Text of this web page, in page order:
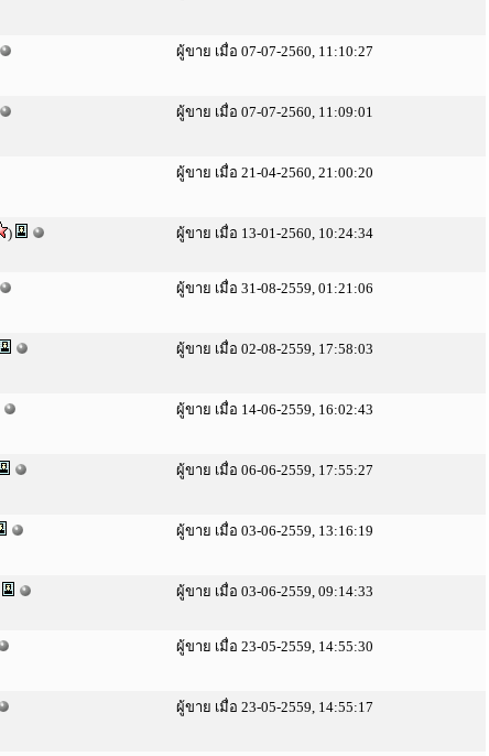
ผู้ขาย เมื่อ 07-07-2560, 11:10:27
ผู้ขาย เมื่อ 07-07-2560, 11:09:01
ผู้ขาย เมื่อ 21-04-2560, 21:00:20
) ผู้ขาย เมื่อ 13-01-2560, 10:24:34
ผู้ขาย เมื่อ 31-08-2559, 01:21:06
ผู้ขาย เมื่อ 02-08-2559, 17:58:03
ผู้ขาย เมื่อ 14-06-2559, 16:02:43
ผู้ขาย เมื่อ 06-06-2559, 17:55:27
ผู้ขาย เมื่อ 03-06-2559, 13:16:19
ผู้ขาย เมื่อ 03-06-2559, 09:14:33
ผู้ขาย เมื่อ 23-05-2559, 14:55:30
ผู้ขาย เมื่อ 23-05-2559, 14:55:17